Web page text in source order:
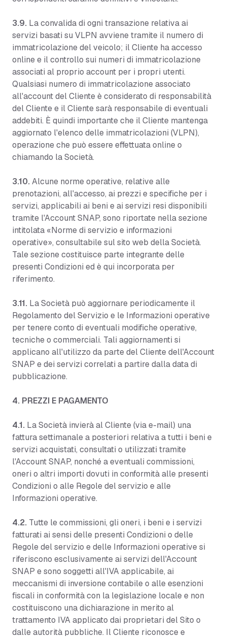
3.9. La convalida di ogni transazione relativa ai
servizi basati su VLPN avviene tramite il numero di
immatricolazione del veicolo; il Cliente ha accesso
online e il controllo sui numeri di immatricolazione
associati al proprio account per i propri utenti.
Qualsiasi numero di immatricolazione associato
all'account del Cliente è considerato di responsabilità
del Cliente e il Cliente sarà responsabile di eventuali
addebiti. È quindi importante che il Cliente mantenga
aggiornato l'elenco delle immatricolazioni (VLPN),
operazione che può essere effettuata online o
chiamando la Società.
3.10. Alcune norme operative, relative alle
prenotazioni, all'accesso, ai prezzi e specifiche per i
servizi, applicabili ai beni e ai servizi resi disponibili
tramite l'Account SNAP, sono riportate nella sezione
intitolata «Norme di servizio e informazioni
operative», consultabile sul sito web della Società.
Tale sezione costituisce parte integrante delle
presenti Condizioni ed è qui incorporata per
riferimento.
3.11. La Società può aggiornare periodicamente il
Regolamento del Servizio e le Informazioni operative
per tenere conto di eventuali modifiche operative,
tecniche o commerciali. Tali aggiornamenti si
applicano all'utilizzo da parte del Cliente dell'Account
SNAP e dei servizi correlati a partire dalla data di
pubblicazione.
4. PREZZI E PAGAMENTO
4.1. La Società invierà al Cliente (via e-mail) una
fattura settimanale a posteriori relativa a tutti i beni e
servizi acquistati, consultati o utilizzati tramite
l'Account SNAP, nonché a eventuali commissioni,
oneri o altri importi dovuti in conformità alle presenti
Condizioni o alle Regole del servizio e alle
Informazioni operative.
4.2. Tutte le commissioni, gli oneri, i beni e i servizi
fatturati ai sensi delle presenti Condizioni o delle
Regole del servizio e delle Informazioni operative si
riferiscono esclusivamente ai servizi dell'Account
SNAP e sono soggetti all'IVA applicabile, ai
meccanismi di inversione contabile o alle esenzioni
fiscali in conformità con la legislazione locale e non
costituiscono una dichiarazione in merito al
trattamento IVA applicato dai proprietari del Sito o
dalle autorità pubbliche. Il Cliente riconosce e